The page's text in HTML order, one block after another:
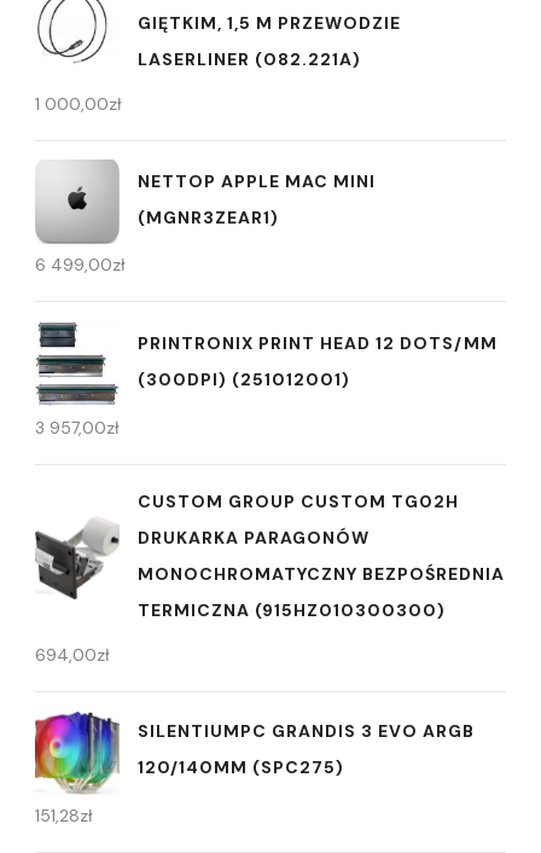
GIĘTKIM, 1,5 M PRZEWODZIE
LASERLINER (082.221A)
1 000,00zł
NETTOP APPLE MAC MINI
(MGNR3ZEAR1)
6 499,00zł
PRINTRONIX PRINT HEAD 12 DOTS/MM
(300DPI) (251012001)
3 957,00zł
CUSTOM GROUP CUSTOM TG02H
DRUKARKA PARAGONÓW
MONOCHROMATYCZNY BEZPOŚREDNIA
TERMICZNA (915HZ010300300)
694,00zł
SILENTIUMPC GRANDIS 3 EVO ARGB
120/140MM (SPC275)
151,28zł